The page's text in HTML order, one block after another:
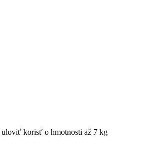
uloviť korisť o hmotnosti až 7 kg